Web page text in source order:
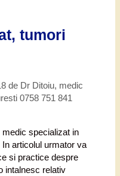
tumori
de Dr Ditoiu, medic
0758 751 841
medic specializat in
articolul urmator va
si practice despre
intalnesc relativ